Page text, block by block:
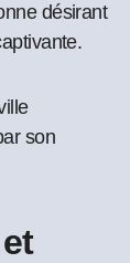
désirant
son